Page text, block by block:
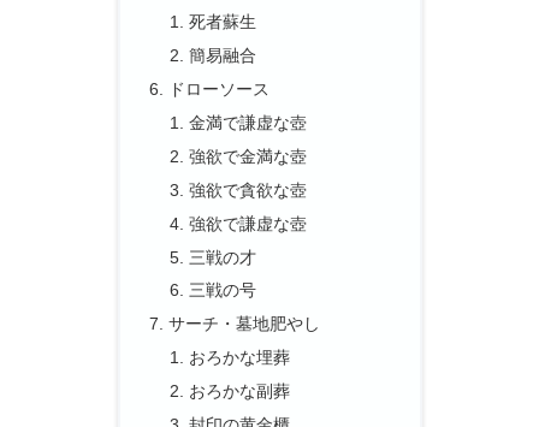
死者蘇生
簡易融合
ドローソース
金満で謙虚な壺
強欲で金満な壺
強欲で貪欲な壺
強欲で謙虚な壺
三戦の才
三戦の号
サーチ・墓地肥やし
おろかな埋葬
おろかな副葬